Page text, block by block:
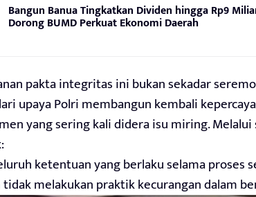
Bangun Banua Tingkatkan Dividen hingga Rp9
Dorong BUMD Perkuat Ekonomi Daerah
pakta integritas ini bukan sekadar
upaya Polri membangun kembali
yang sering kali didera isu miring.
ketentuan yang berlaku selama proses
tidak melakukan praktik kecurangan dalam